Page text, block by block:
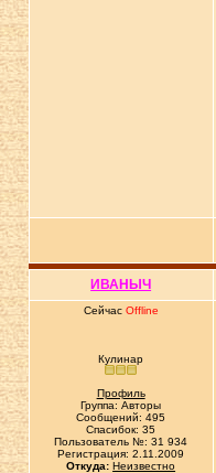
ИВАНЫЧ
Сейчас Offline
Кулинар
Профиль
Группа: Авторы
Сообщений: 495
Спасибок: 35
Пользователь №: 31 934
Регистрация: 2.11.2009
Откуда: Неизвестно